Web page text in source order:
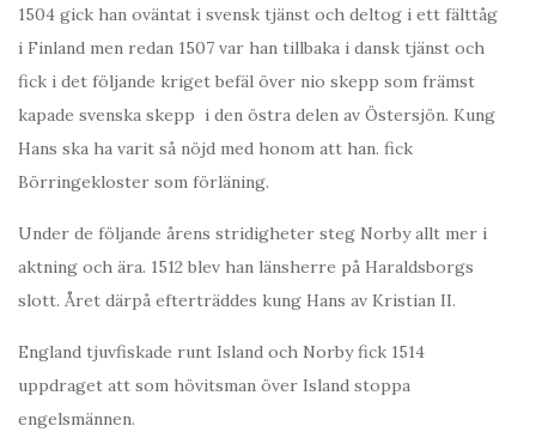
1504 gick han oväntat i svensk tjänst och deltog i ett fälttåg
i Finland men redan 1507 var han tillbaka i dansk tjänst och
fick i det följande kriget befäl över nio skepp som främst
kapade svenska skepp i den östra delen av Östersjön. Kung
Hans ska ha varit så nöjd med honom att han. fick
Börringekloster som förläning.
Under de följande årens stridigheter steg Norby allt mer i
aktning och ära. 1512 blev han länsherre på Haraldsborgs
slott. Året därpå efterträddes kung Hans av Kristian II.
England tjuvfiskade runt Island och Norby fick 1514
uppdraget att som hövitsman över Island stoppa
engelsmännen.